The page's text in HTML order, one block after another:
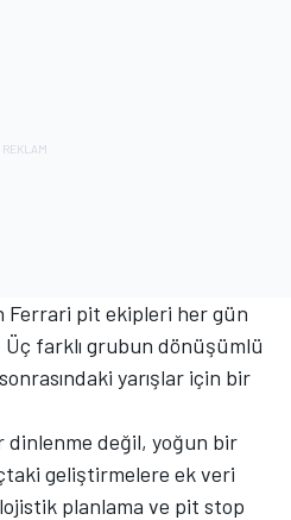
Ferrari pit ekipleri her gün
farklı grubun dönüşümlü
yarışlar için bir
dinlenme değil, yoğun bir
geliştirmelere ek veri
planlama ve pit stop